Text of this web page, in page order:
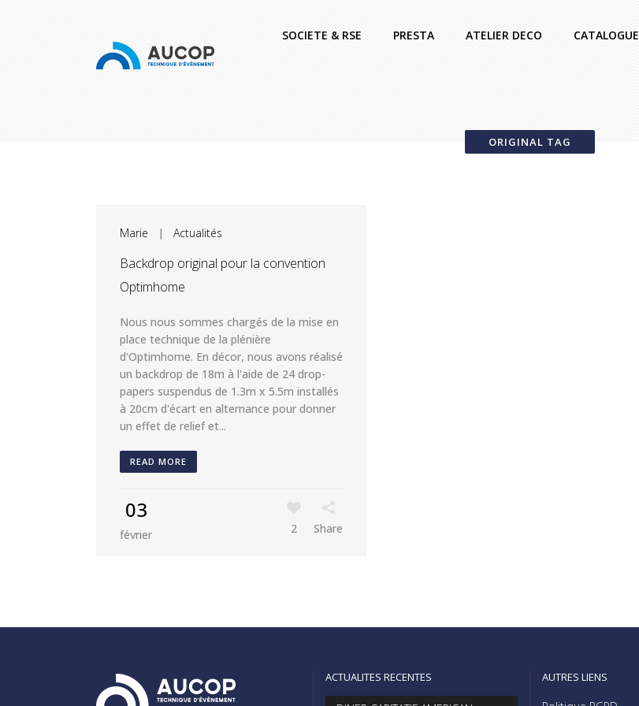
SOCIETE & RSE PRESTA ATELIER DECO CATALOGUE
ORIGINAL TAG
Marie | Actualités
Backdrop original pour la convention
Optimhome
Nous nous sommes chargés de la mise en
place technique de la plénière
d'Optimhome. En décor, nous avons réalisé
un backdrop de 18m à l'aide de 24 drop-
papers suspendus de 1.3m x 5.5m installés
à 20cm d'écart en alternance pour donner
un effet de relief et...
READ MORE
03
février 2 Share
ACTUALITES RECENTES AUTRES LIENS